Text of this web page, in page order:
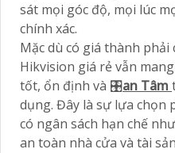
sát mọi góc độ, mọi lúc
chính xác.
Mặc dù có giá thành
Hikvision giá rẻ vẫn
tốt, ổn định và 🎛an Tâm
dụng. Đây là sự lựa chọn
có ngân sách hạn chế
an toàn nhà cửa và tài